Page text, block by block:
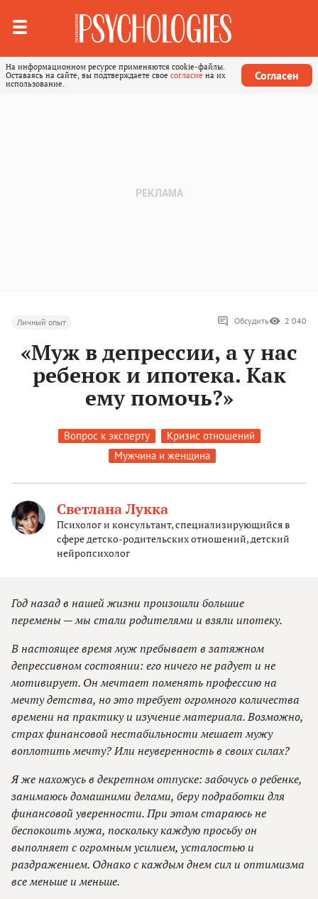
На информационном ресурсе применяются cookie-файлы.
Оставаясь на сайте, вы подтверждаете свое согласие на их
использование.
Согласен
Личный опыт Обсудить 2 040
«Муж в депрессии, а у нас
ребенок и ипотека. Как
ему помочь?»
Вопрос к эксперту
Кризис отношений
Мужчина и женщина
Светлана Лукка
Психолог и консультант, специализирующийся в
сфере детско-родительских отношений, детский
нейропсихолог
Год назад в нашей жизни произошли большие
перемены — мы стали родителями и взяли ипотеку.
В настоящее время муж пребывает в затяжном
депрессивном состоянии: его ничего не радует и не
мотивирует. Он мечтает поменять профессию на
мечту детства, но это требует огромного количества
времени на практику и изучение материала. Возможно,
страх финансовой нестабильности мешает мужу
воплотить мечту? Или неуверенность в своих силах?
Я же нахожусь в декретном отпуске: забочусь о ребенке,
занимаюсь домашними делами, беру подработки для
финансовой уверенности. При этом стараюсь не
беспокоить мужа, поскольку каждую просьбу он
выполняет с огромным усилием, усталостью и
раздражением. Однако с каждым днем сил и оптимизма
все меньше и меньше.